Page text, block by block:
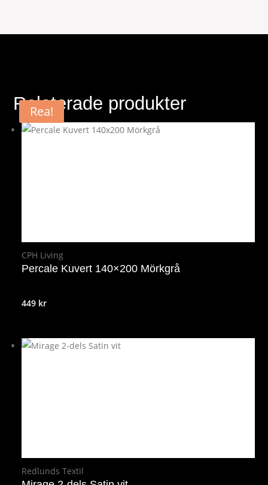
Relaterade produkter
CPH Living
Percale Kuvert 140×200 Mörkgrå
449 kr
Redlunds Textil
Rea!